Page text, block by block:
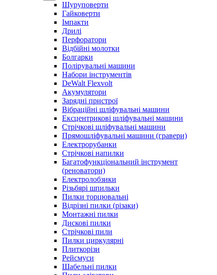
Шуруповерти
Гайковерти
Імпакти
Дрилі
Перфоратори
Відбійні молотки
Болгарки
Полірувальні машини
Набори інструментів
DeWalt Flexvolt
Акумулятори
Зарядні пристрої
Вібраційні шліфувальні машини
Ексцентрикові шліфувальні машини
Стрічкові шліфувальні машини
Прямошліфувальні машини (гравери)
Електрорубанки
Стрічкові напилки
Багатофункціональний інструмент
(реноватори)
Електролобзики
Різьбярі шпильки
Пилки торцювальні
Відрізні пилки (різаки)
Монтажні пилки
Дискові пилки
Стрічкові пили
Пилки циркулярні
Плиткорізи
Рейсмуси
Шабельні пилки